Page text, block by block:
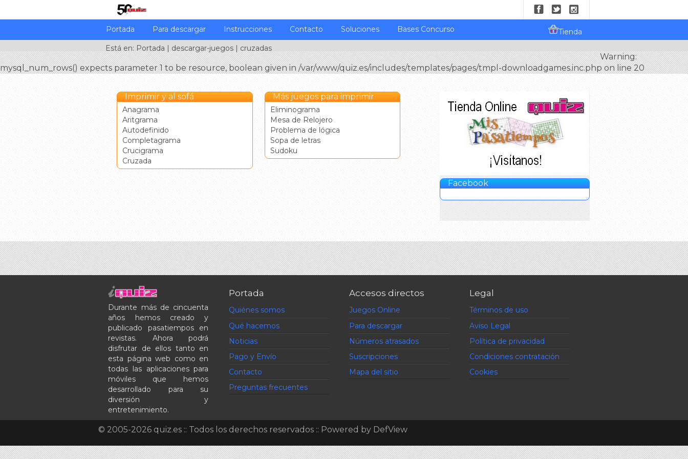
Portada Para descargar Instrucciones Contacto Soluciones Bases Concurso
Tienda
Está en: Portada | descargar-juegos | cruzadas
Warning:
mysql_num_rows() expects parameter 1 to be resource, boolean given in /var/www/quiz.es/includes/templates/pages/tmpl-downloadgames.inc.php on line 20
Imprimir y al sofá
Anagrama
Aritgrama
Autodefinido
Completagrama
Crucigrama
Cruzada
Más juegos para imprimir
Eliminograma
Mesa de Relojero
Problema de lógica
Sopa de letras
Sudoku
Facebook
Durante más de cincuenta
años hemos creado y
publicado pasatiempos en
revistas. Ahora podrá
disfrutar de ellos tanto en
esta página web como en
todas las aplicaciones para
móviles que hemos
desarrollado para su
diversión y
entretenimiento.
Portada
Quiénes somos
Qué hacemos
Noticias
Pago y Envío
Contacto
Preguntas frecuentes
Accesos directos
Juegos Online
Para descargar
Números atrasados
Suscripciones
Mapa del sitio
Legal
Términos de uso
Aviso Legal
Política de privacidad
Condiciones contratación
Cookies
© 2005-2026 quiz.es :: Todos los derechos reservados :: Powered by DefView